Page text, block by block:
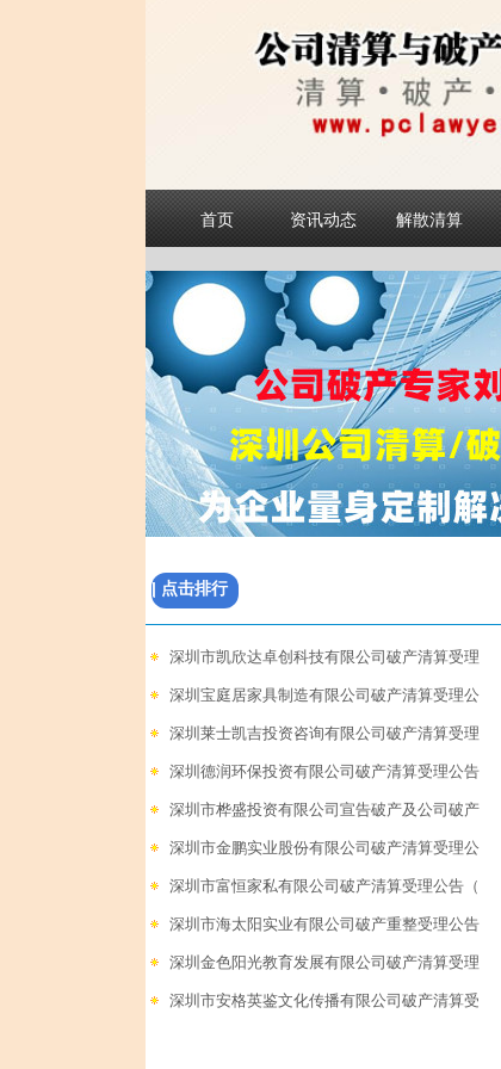
首页 资讯动态 解散清算
| 点击排行
深圳市凯欣达卓创科技有限公司破产清算受理
深圳宝庭居家具制造有限公司破产清算受理公
深圳莱士凯吉投资咨询有限公司破产清算受理
深圳德润环保投资有限公司破产清算受理公告
深圳市桦盛投资有限公司宣告破产及公司破产
深圳市金鹏实业股份有限公司破产清算受理公
深圳市富恒家私有限公司破产清算受理公告（
深圳市海太阳实业有限公司破产重整受理公告
深圳金色阳光教育发展有限公司破产清算受理
深圳市安格英鉴文化传播有限公司破产清算受